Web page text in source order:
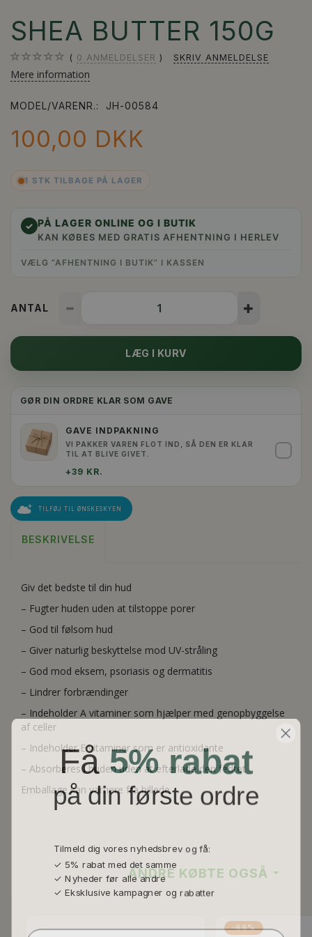
SHEA BUTTER 150G
0 ANMELDELSER SKRIV ANMELDELSE
Mere information
MODEL/VARENR.: JH-00584
100,00 DKK
1 STK TILBAGE PÅ LAGER
✓ PÅ LAGER ONLINE OG I BUTIK
KAN KØBES MED GRATIS AFHENTNING I HERLEV
VÆLG “AFHENTNING I BUTIK” I KASSEN
ANTAL
LÆG I KURV
GØR DIN ORDRE KLAR SOM GAVE
GAVE INDPAKNING
VI PAKKER VAREN FLOT IND, SÅ DEN ER KLAR
TIL AT BLIVE GIVET.
+39 KR.
TILFØJ TIL ØNSKESKYEN
BESKRIVELSE
Giv det bedste til din hud
– Fugter huden uden at tilstoppe porer
– God til følsom hud
– Giver naturlig beskyttelse mod UV-stråling
– God mod eksem, psoriasis og dermatitis
– Lindrer forbrændinger
– Indeholder A vitaminer som hjælper med genopbyggelse
af celler
– Indeholder E vitaminer som er antioxidante
– Absorberes i huden uden at efterlade den fedtet
Emballage kan varriere fra billede
ANDRE KØBTE OGSÅ
-66%
Få5% rabat
på din første ordre
Tilmeld dig vores nyhedsbrev og få:
✓ Nyheder før alle andre
✓ Eksklusive kampagner og rabatter
Email